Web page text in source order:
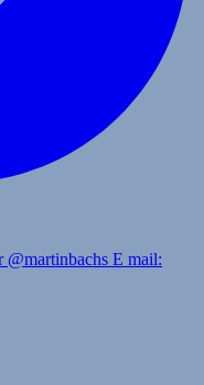
E mail: